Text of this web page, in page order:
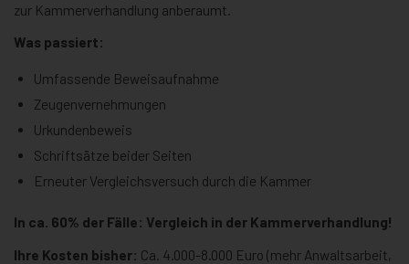
zur Kammerverhandlung anberaumt.
Was passiert:
Umfassende Beweisaufnahme
Zeugenvernehmungen
Urkundenbeweis
Schriftsätze beider Seiten
Erneuter Vergleichsversuch durch die Kammer
In ca. 60% der Fälle: Vergleich in der Kammerverhandlung!
Ihre Kosten bisher: Ca. 4.000-8.000 Euro (mehr Anwaltsarbeit,